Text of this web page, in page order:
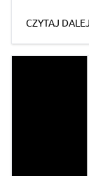
кожний, хто
CZYTAJ DALEJ